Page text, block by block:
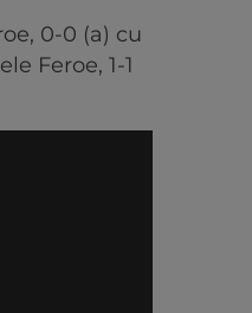
0-0 (a) cu
Feroe, 1-1